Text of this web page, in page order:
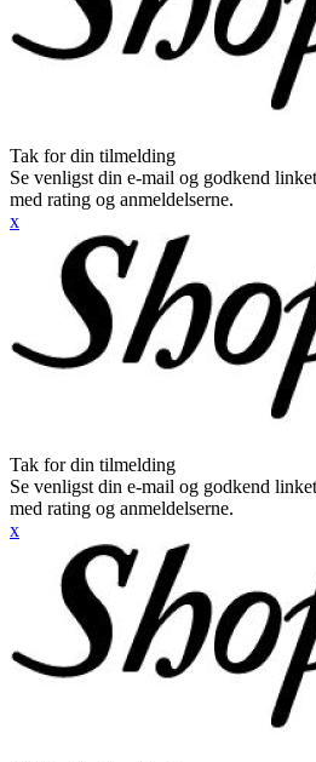
Tak for din tilmelding
Se venligst din e-mail og godkend
med rating og anmeldelserne.
x
Tak for din tilmelding
Se venligst din e-mail og godkend
med rating og anmeldelserne.
x